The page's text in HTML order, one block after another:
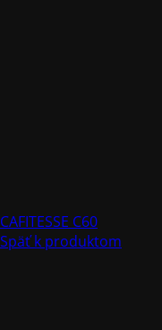
CAFITESSE C60
Späť k produktom